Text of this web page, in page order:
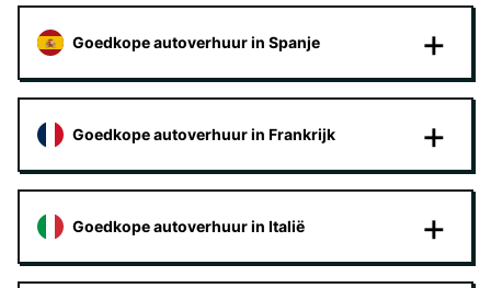
Goedkope autoverhuur in Spanje
Goedkope autoverhuur in Frankrijk
Goedkope autoverhuur in Italië